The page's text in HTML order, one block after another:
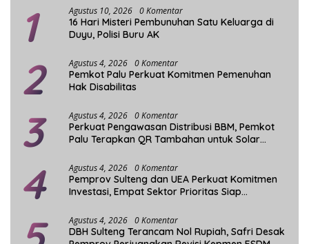
1 Agustus 10, 2026 0 Komentar
16 Hari Misteri Pembunuhan Satu Keluarga di
Duyu, Polisi Buru AK
2 Agustus 4, 2026 0 Komentar
Pemkot Palu Perkuat Komitmen Pemenuhan
Hak Disabilitas
3 Agustus 4, 2026 0 Komentar
Perkuat Pengawasan Distribusi BBM, Pemkot
Palu Terapkan QR Tambahan untuk Solar
4 Agustus 4, 2026 0 Komentar
Pemprov Sulteng dan UEA Perkuat Komitmen
Investasi, Empat Sektor Prioritas Siap
Agustus 4, 2026 0 Komentar
DBH Sulteng Terancam Nol Rupiah, Safri Desak